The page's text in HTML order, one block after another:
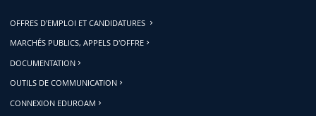
OFFRES D'EMPLOI ET CANDIDATURES
MARCHÉS PUBLICS, APPELS D'OFFRE
DOCUMENTATION
OUTILS DE COMMUNICATION
CONNEXION EDUROAM